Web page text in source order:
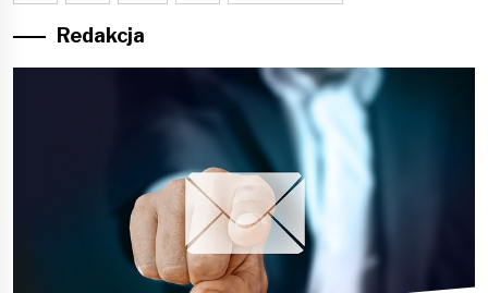
Redakcja